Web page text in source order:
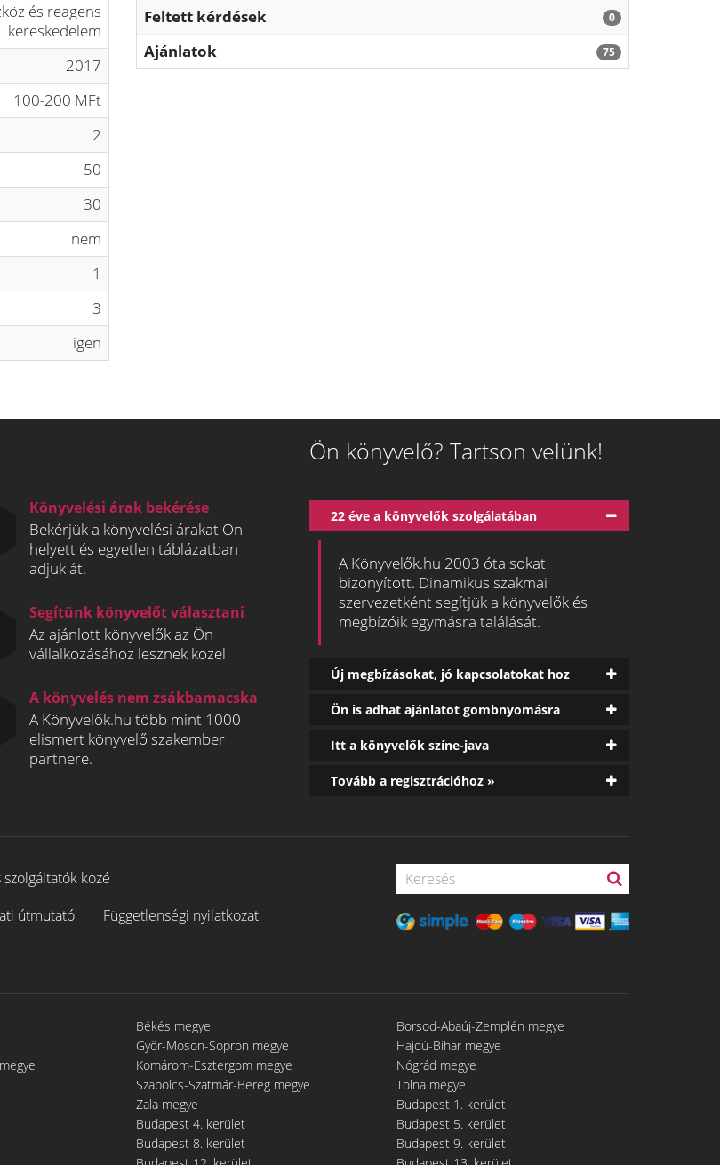
és reagens
kereskedelem
2017
100-200 MFt
2
50
30
nem
1
3
igen
Feltett kérdések 0
Ajánlatok 75
Könyvelési árak bekérése
Bekérjük a könyvelési árakat Ön
helyett és egyetlen táblázatban
adjuk át.
Segítünk könyvelőt választani
Az ajánlott könyvelők az Ön
vállalkozásához lesznek közel
A könyvelés nem zsákbamacska
A Könyvelők.hu több mint 1000
elismert könyvelő szakember
partnere.
Ön könyvelő? Tartson velünk!
22 éve a könyvelők szolgálatában
A Könyvelők.hu 2003 óta sokat
bizonyított. Dinamikus szakmai
szervezetként segítjük a könyvelők és
megbízóik egymásra találását.
Új megbízásokat, jó kapcsolatokat hoz
Ön is adhat ajánlatot gombnyomásra
Itt a könyvelők színe-java
Tovább a regisztrációhoz »
közé
útmutató
Függetlenségi nyilatkozat
Békés megye
Borsod-Abaúj-Zemplén megye
Győr-Moson-Sopron megye
Hajdú-Bihar megye
Komárom-Esztergom megye
Nógrád megye
Szabolcs-Szatmár-Bereg megye
Tolna megye
Zala megye
Budapest 1. kerület
Budapest 4. kerület
Budapest 5. kerület
Budapest 8. kerület
Budapest 9. kerület